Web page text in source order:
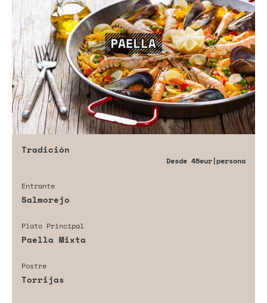
Tradición
Desde 45eur|persona
Entrante
Salmorejo
Plato Principal
Paella Mixta
Postre
Torrijas